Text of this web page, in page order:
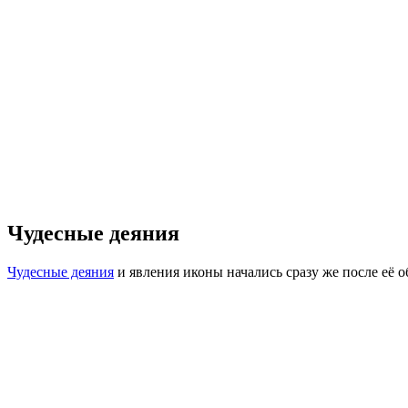
Чудесные деяния
Чудесные деяния и явления иконы начались сразу же после её